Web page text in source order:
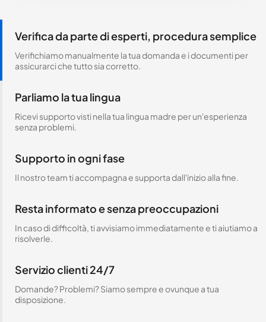
Verifica da parte di esperti, procedura semplice
Verifichiamo manualmente la tua domanda e i documenti per
assicurarci che tutto sia corretto.
Parliamo la tua lingua
Ricevi supporto visti nella tua lingua madre per un'esperienza
senza problemi.
Supporto in ogni fase
Il nostro team ti accompagna e supporta dall'inizio alla fine.
Resta informato e senza preoccupazioni
In caso di difficoltà, ti avvisiamo immediatamente e ti aiutiamo a
risolverle.
Servizio clienti 24/7
Domande? Problemi? Siamo sempre e ovunque a tua
disposizione.